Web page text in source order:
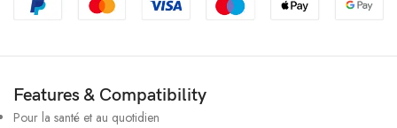
Features & Compatibility
Pour la santé et au quotidien